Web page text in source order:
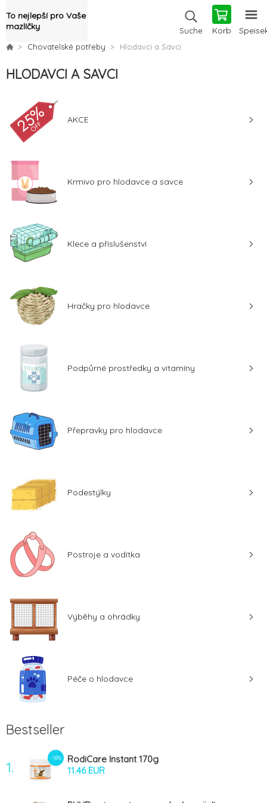
To nejlepší pro Vaše
mazlíčky
Suche Korb
Chovatelské potřeby Hlodavci a Savci
HLODAVCI A SAVCI
AKCE
Krmivo pro hlodavce a savce
Klece a příslušenství
Hračky pro hlodavce
Podpůrné prostředky a vitamíny
Přepravky pro hlodavce
Podestýlky
Postroje a vodítka
Výběhy a ohrádky
Péče o hlodavce
Bestseller
1.
-18%
RodiCare Instant 170g
11.46 EUR